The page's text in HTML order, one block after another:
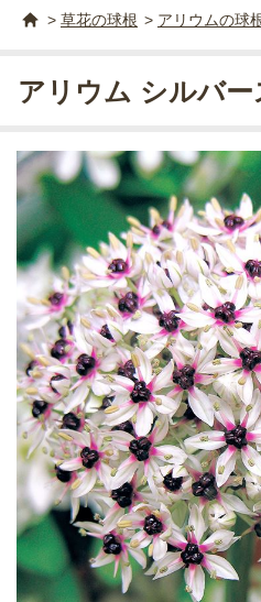
> 草花の球根 > アリウムの球
アリウム シルバ